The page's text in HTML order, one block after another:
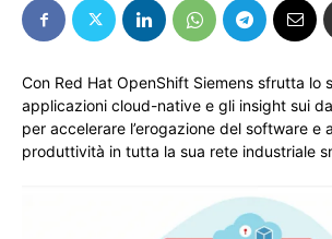
Con Red Hat OpenShift Siemens sfrutta lo
applicazioni cloud-native e gli insight sui
per accelerare l’erogazione del software e
produttività in tutta la sua rete industriale